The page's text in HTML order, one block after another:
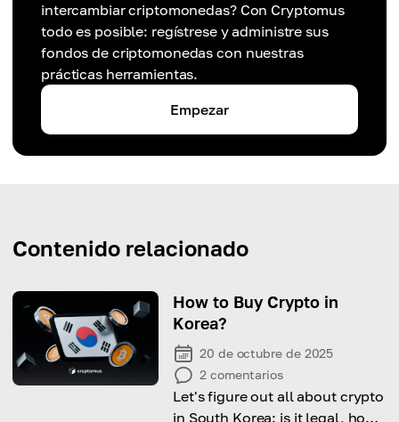
intercambiar criptomonedas? Con Cryptomus
todo es posible: regístrese y administre sus
fondos de criptomonedas con nuestras
prácticas herramientas.
Empezar
Contenido relacionado
How to Buy Crypto in
Korea?
20 de octubre de 2025
2 comentarios
Let's figure out all about crypto
in South Korea: is it legal, how